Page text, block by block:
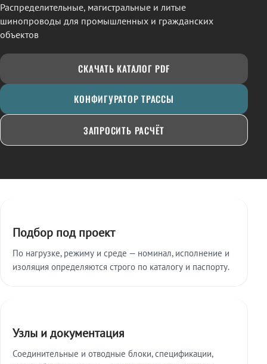
Распределительные, магистральные и литые
шинопроводы для промышленных и гражданских
объектов
СКАЧАТЬ КАТАЛОГ PDF
КОНФИГУРАТОР ТРАССЫ
ЗАПРОСИТЬ РАСЧЁТ
Подбор под проект
По нагрузке, режиму и среде — номинал, исполнение и
изоляция определяются строго по каталогу и паспорту.
Узлы и документация
Соединительные и отводные блоки, спецификации,